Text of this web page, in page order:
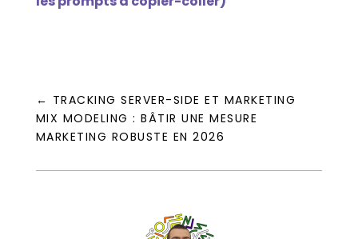
← TRACKING SERVER-SIDE ET MARKETING
MIX MODELING : BÂTIR UNE MESURE
MARKETING ROBUSTE EN 2026